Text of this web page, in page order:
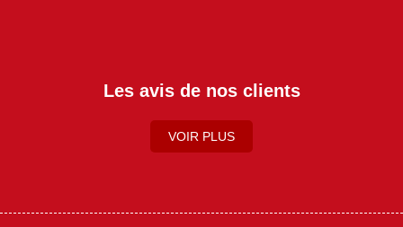
Les avis de nos clients
VOIR PLUS